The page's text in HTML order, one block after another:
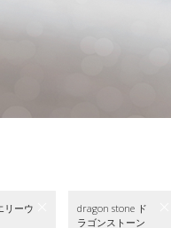
リーウ
dragon stone ド
ラゴンストーン